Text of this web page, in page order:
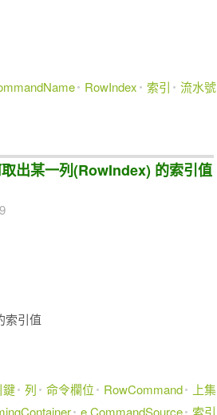
RowIndex 索引 流水號
出某一列(RowIndex) 的索引值
索引值
鍵 列 命令欄位 RowCommand
上集
e.CommandSource 索引